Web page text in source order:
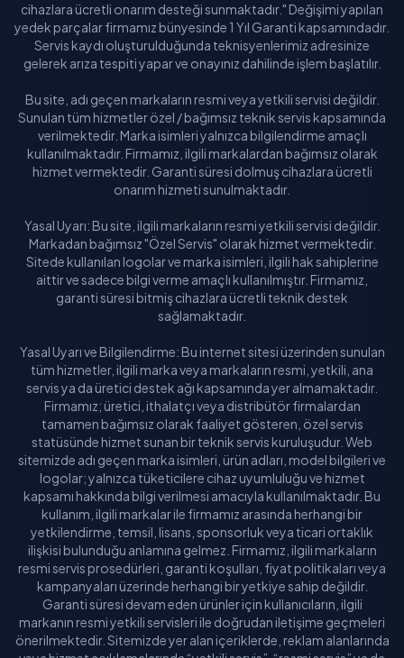
cihazlara ücretli onarım desteği sunmaktadır." Değişimi yapılan
yedek parçalar firmamız bünyesinde 1 Yıl Garanti kapsamındadır.
Servis kaydı oluşturulduğunda teknisyenlerimiz adresinize
gelerek arıza tespiti yapar ve onayınız dahilinde işlem başlatılır.
Bu site, adı geçen markaların resmi veya yetkili servisi değildir.
Sunulan tüm hizmetler özel / bağımsız teknik servis kapsamında
verilmektedir. Marka isimleri yalnızca bilgilendirme amaçlı
kullanılmaktadır. Firmamız, ilgili markalardan bağımsız olarak
hizmet vermektedir. Garanti süresi dolmuş cihazlara ücretli
onarım hizmeti sunulmaktadır.
Yasal Uyarı: Bu site, ilgili markaların resmi yetkili servisi değildir.
Markadan bağımsız "Özel Servis" olarak hizmet vermektedir.
Sitede kullanılan logolar ve marka isimleri, ilgili hak sahiplerine
aittir ve sadece bilgi verme amaçlı kullanılmıştır. Firmamız,
garanti süresi bitmiş cihazlara ücretli teknik destek
sağlamaktadır.
Yasal Uyarı ve Bilgilendirme: Bu internet sitesi üzerinden sunulan
tüm hizmetler, ilgili marka veya markaların resmi, yetkili, ana
servis ya da üretici destek ağı kapsamında yer almamaktadır.
Firmamız; üretici, ithalatçı veya distribütör firmalardan
tamamen bağımsız olarak faaliyet gösteren, özel servis
statüsünde hizmet sunan bir teknik servis kuruluşudur. Web
sitemizde adı geçen marka isimleri, ürün adları, model bilgileri ve
logolar; yalnızca tüketicilere cihaz uyumluluğu ve hizmet
kapsamı hakkında bilgi verilmesi amacıyla kullanılmaktadır. Bu
kullanım, ilgili markalar ile firmamız arasında herhangi bir
yetkilendirme, temsil, lisans, sponsorluk veya ticari ortaklık
ilişkisi bulunduğu anlamına gelmez. Firmamız, ilgili markaların
resmi servis prosedürleri, garanti koşulları, fiyat politikaları veya
kampanyaları üzerinde herhangi bir yetkiye sahip değildir.
Garanti süresi devam eden ürünler için kullanıcıların, ilgili
markanın resmi yetkili servisleri ile doğrudan iletişime geçmeleri
önerilmektedir. Sitemizde yer alan içeriklerde, reklam alanlarında